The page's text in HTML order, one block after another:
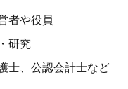
者や役員
研究
士、公認会計士など